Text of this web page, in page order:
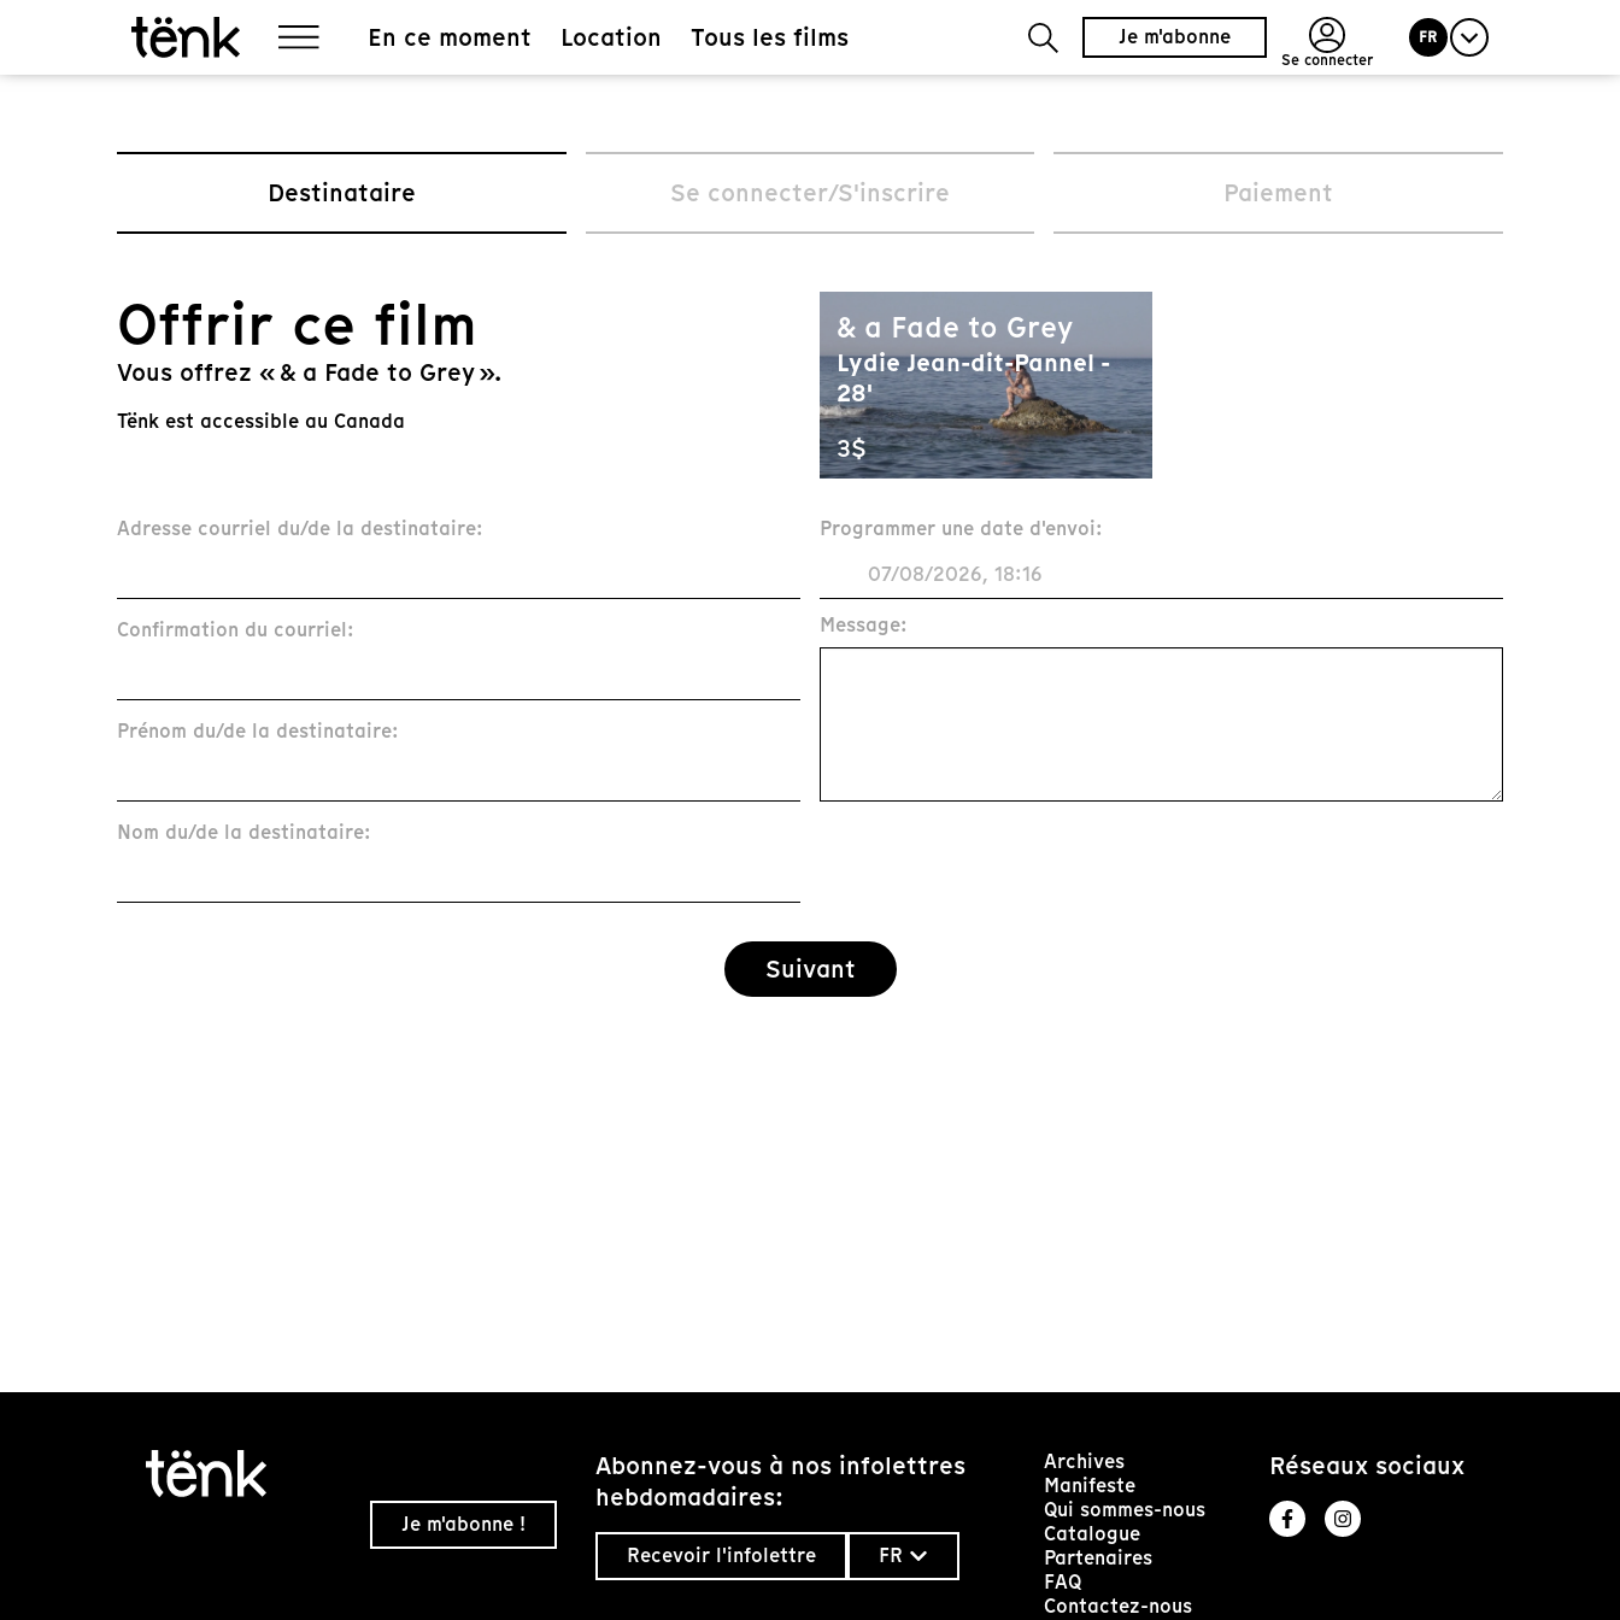
En ce moment Location Tous les films Je m'abonne
Se connecter
FR
Destinataire Se connecter/S'inscrire Paiement
Offrir ce film
Vous offrez « & a Fade to Grey ».
Tënk est accessible au Canada
& a Fade to Grey
Lydie Jean-dit-Pannel -
28'
3$
Adresse courriel du/de la destinataire:
Confirmation du courriel:
Prénom du/de la destinataire:
Nom du/de la destinataire:
Programmer une date d'envoi:
Message:
Suivant
Je m'abonne !
Abonnez-vous à nos infolettres
hebdomadaires:
Recevoir l'infolettre FR
Archives
Manifeste
Qui sommes-nous
Catalogue
Partenaires
FAQ
Contactez-nous
Réseaux sociaux